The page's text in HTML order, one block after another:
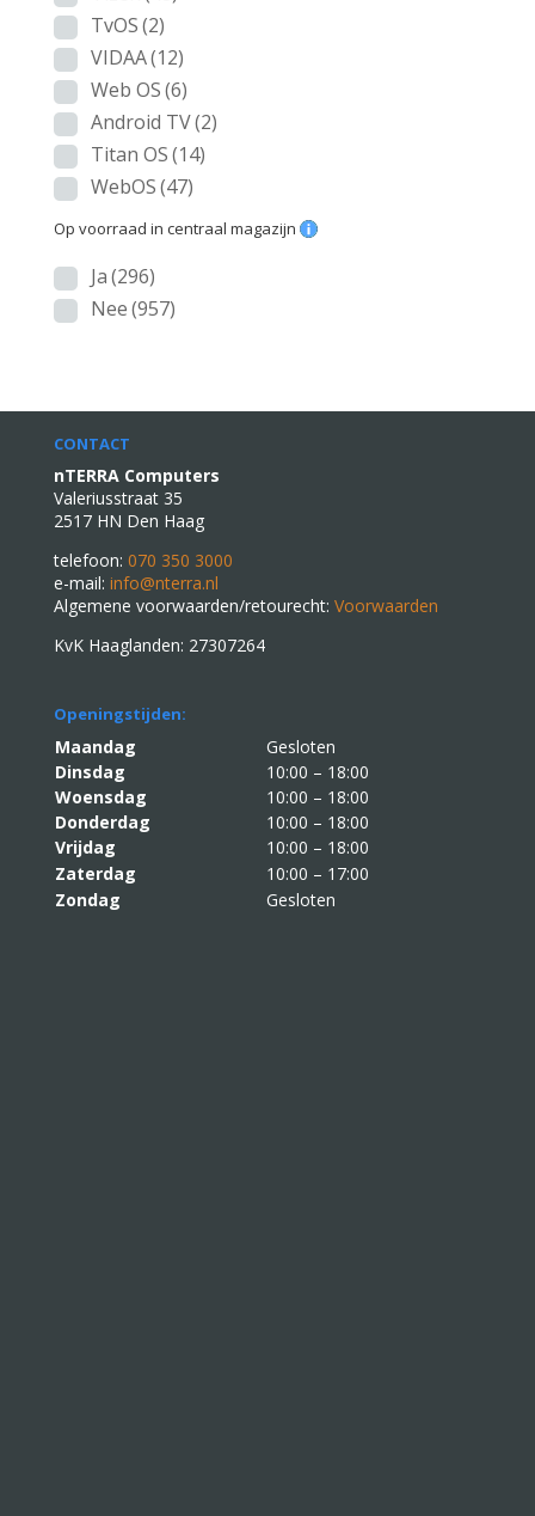
TvOS(2)
VIDAA(12)
Web OS(6)
Android TV(2)
Titan OS(14)
WebOS(47)
Op voorraad in centraal magazijn
Ja(296)
Nee(957)
CONTACT
nTERRA Computers
Valeriusstraat 35
2517 HN Den Haag
telefoon: 070 350 3000
e-mail: info@nterra.nl
Algemene voorwaarden/retourecht: Voorwaarden
KvK Haaglanden: 27307264
Openingstijden:
Maandag
Gesloten
Dinsdag
10:00 – 18:00
Woensdag
10:00 – 18:00
Donderdag
10:00 – 18:00
Vrijdag
10:00 – 18:00
Zaterdag
10:00 – 17:00
Zondag
Gesloten